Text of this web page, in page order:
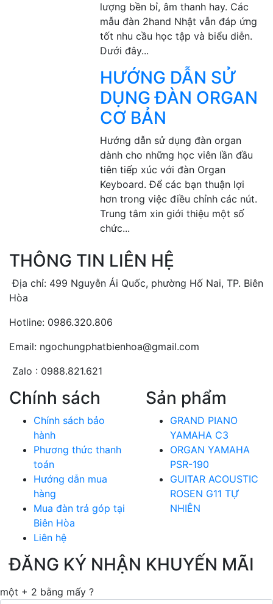
lượng bền bỉ, âm thanh hay. Các
mẫu đàn 2hand Nhật vẫn đáp ứng
tốt nhu cầu học tập và biểu diễn.
Dưới đây...
HƯỚNG DẪN SỬ
DỤNG ĐÀN ORGAN
CƠ BẢN
Hướng dẫn sử dụng đàn organ
dành cho những học viên lần đầu
tiên tiếp xúc với đàn Organ
Keyboard. Để các bạn thuận lợi
hơn trong việc điều chỉnh các nút.
Trung tâm xin giới thiệu một số
chức...
THÔNG TIN LIÊN HỆ
Địa chỉ: 499 Nguyễn Ái Quốc, phường Hố Nai, TP. Biên
Hòa
Hotline: 0986.320.806
Email: ngochungphatbienhoa@gmail.com
Zalo : 0988.821.621
Chính sách
Chính sách bảo
hành
Phương thức thanh
toán
Hướng dẫn mua
hàng
Mua đàn trả góp tại
Biên Hòa
Liên hệ
Sản phẩm
GRAND PIANO
YAMAHA C3
ORGAN YAMAHA
PSR-190
GUITAR ACOUSTIC
ROSEN G11 TỰ
NHIÊN
ĐĂNG KÝ NHẬN KHUYẾN MÃI
một + 2 bằng mấy ?